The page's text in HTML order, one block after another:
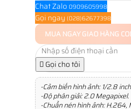
Chat Zalo 0909605998
Gọi ngay (028)62677398
MUA NGAYGIAO HÀNG
Gọi cho tôi
-Cảm biến hình ảnh: 1/2.8
-Độ phân giải: 2.0 Megapixel.
-Chuẩn nén hình ảnh: H.264,